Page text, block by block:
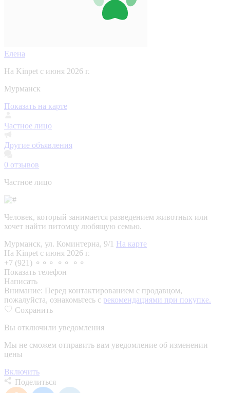
Елена
На Kinpet c июня 2026 г.
Мурманск
Показать на карте
Частное лицо
Другие объявления
0 отзывов
Частное лицо
Человек, который занимается разведением животных или
хочет найти питомцу любящую семью.
Мурманск, ул. Коминтерна, 9/1 На карте
На Kinpet c июня 2026 г.
+7 (921) ⚬⚬⚬ ⚬⚬ ⚬⚬
Показать телефон
Написать
Внимание: Перед контактированием с продавцом,
пожалуйста, ознакомьтесь с рекомендациями при покупке.
Сохранить
Вы отключили уведомления
Мы не сможем отправить вам уведомление об изменении
цены
Включить
Поделиться